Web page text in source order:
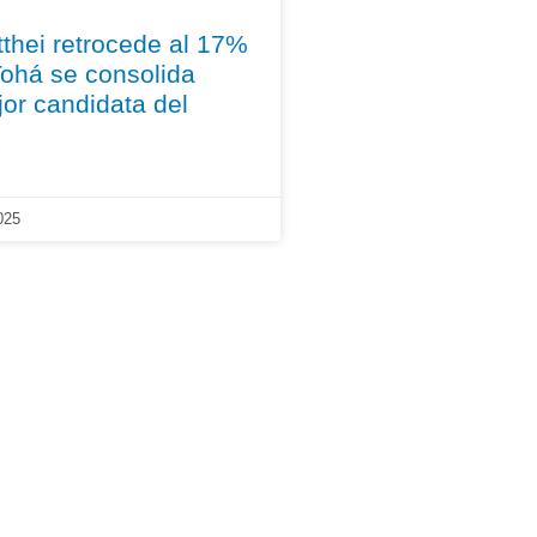
retrocede al 17%
se consolida
candidata del